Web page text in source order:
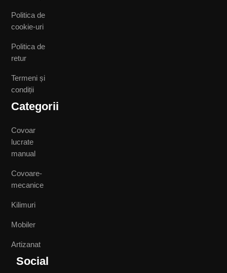
Politica de
cookie-uri
Politica de
retur
Termeni și
condiții
Categorii
Covoar
lucrate
manual
Covoare-
mecanice
Kilimuri
Mobiler
Artizanat
Social